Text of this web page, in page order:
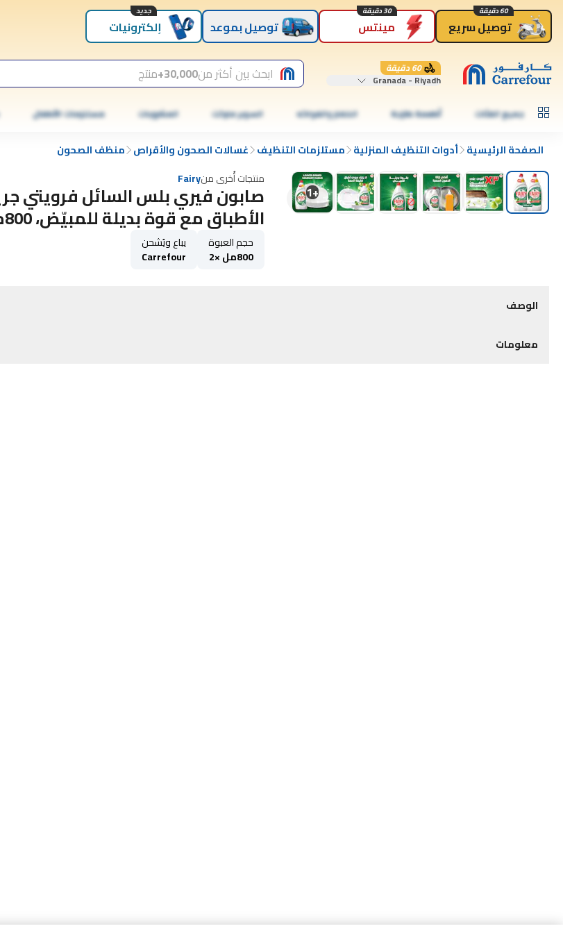
توصيل سريع
60 دقيقة
مينتس
30 دقيقة
توصيل بموعد إلكترونيات
جديد
60 دقيقة
Granada - Riyadh ابحث بين أكثر من30,000+ منتج
جميع الفئات أطعمة طازجة الخضار والفواكه السوبر ماركت المشروبات مستلزمات الأطفال
الصفحة الرئيسية أدوات التنظيف المنزلية مستلزمات التنظيف غسالات الصحون والأقراص منظف ​​الصحون
+
1
منتجات أُخرى منFairy
صابون فيري بلس السائل فرويتي
الأطباق مع قوة بديلة للمبيّض، 800مل ×2
حجم العبوة
800مل ×2
يباع ويُشحن
Carrefour
الوصف
معلومات